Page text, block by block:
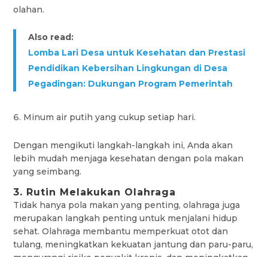
olahan.
Also read:
Lomba Lari Desa untuk Kesehatan dan Prestasi
Pendidikan Kebersihan Lingkungan di Desa
Pegadingan: Dukungan Program Pemerintah
Minum air putih yang cukup setiap hari.
Dengan mengikuti langkah-langkah ini, Anda akan
lebih mudah menjaga kesehatan dengan pola makan
yang seimbang.
3. Rutin Melakukan Olahraga
Tidak hanya pola makan yang penting, olahraga juga
merupakan langkah penting untuk menjalani hidup
sehat. Olahraga membantu memperkuat otot dan
tulang, meningkatkan kekuatan jantung dan paru-paru,